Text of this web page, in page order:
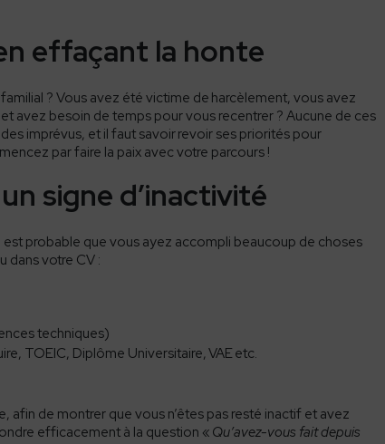
effaçant la honte
? Vous avez été victime de harcèlement, vous avez
avez besoin de temps pour vous recentrer ? Aucune de ces
imprévus, et il faut savoirrevoir ses priorités pour
par faire la paix avec votre parcours !
signe d’inactivité
probable que vous ayez accompli beaucoup de choses
dans votre CV :
techniques)
TOEIC, Diplôme Universitaire,VAEetc.
de montrer que vous n’êtes pas resté inactif et avez
efficacement à la question « Qu’avez-vous fait depuis